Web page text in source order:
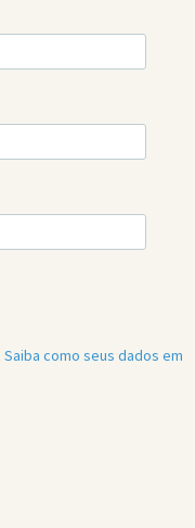
Saiba como seus dados em